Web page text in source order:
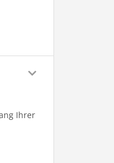
Ihrer